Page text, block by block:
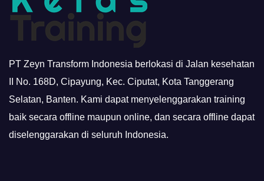
PT Zeyn Transform Indonesia berlokasi di Jalan kesehatan
II No. 168D, Cipayung, Kec. Ciputat, Kota Tanggerang
Selatan, Banten. Kami dapat menyelenggarakan training
baik secara offline maupun online, dan secara offline dapat
diselenggarakan di seluruh Indonesia.